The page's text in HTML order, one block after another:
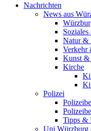
Nachrichten
News aus
Natur &
Verkehr
Kunst
Kirche
Polizei
Tipps &
Uni Würzburg